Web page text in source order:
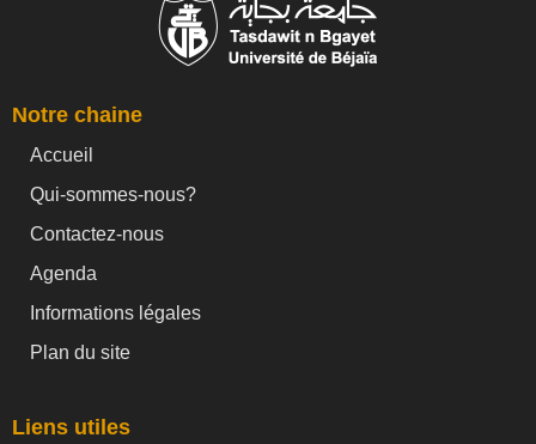
Notre chaine
Accueil
Qui-sommes-nous?
Contactez-nous
Agenda
Informations légales
Plan du site
Liens utiles